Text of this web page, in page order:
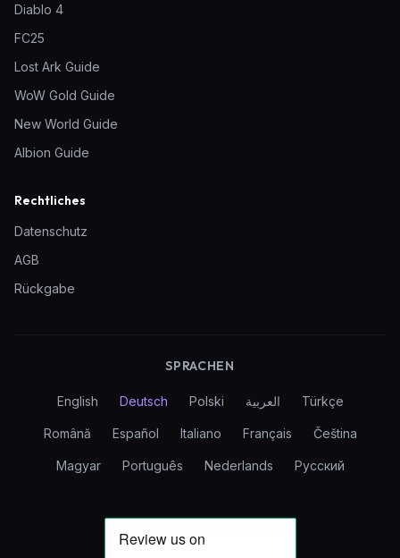
Diablo 4
FC25
Lost Ark Guide
WoW Gold Guide
New World Guide
Albion Guide
Rechtliches
Datenschutz
AGB
Rückgabe
SPRACHEN
English Deutsch Polski العربية Türkçe
Română Español Italiano Français Čeština
Magyar Português Nederlands Русский